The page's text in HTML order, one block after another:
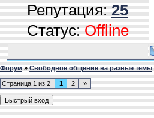
Репутация:25
Статус:Offline
Форум»Свободное общение на разные темы
Страница 1 из 2 1 2 »